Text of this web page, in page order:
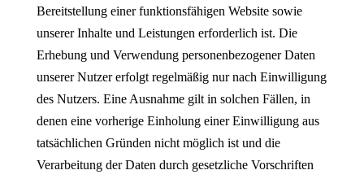
Bereitstellung einer funktionsfähigen Website sowie
unserer Inhalte und Leistungen erforderlich ist. Die
Erhebung und Verwendung personenbezogener Daten
unserer Nutzer erfolgt regelmäßig nur nach Einwilligung
des Nutzers. Eine Ausnahme gilt in solchen Fällen, in
denen eine vorherige Einholung einer Einwilligung aus
tatsächlichen Gründen nicht möglich ist und die
Verarbeitung der Daten durch gesetzliche Vorschriften